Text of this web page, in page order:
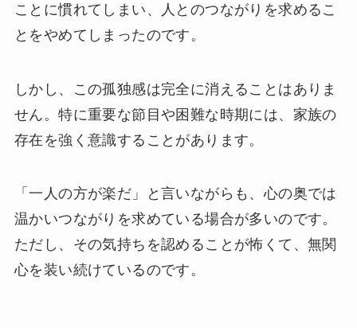
ことに慣れてしまい、人とのつながりを求めるこ
とをやめてしまったのです。
しかし、この孤独感は完全に消えることはありま
せん。特に重要な節目や困難な時期には、家族の
存在を強く意識することがあります。
「一人の方が楽だ」と言いながらも、心の奥では
温かいつながりを求めている場合が多いのです。
ただし、その気持ちを認めることが怖くて、無関
心を装い続けているのです。